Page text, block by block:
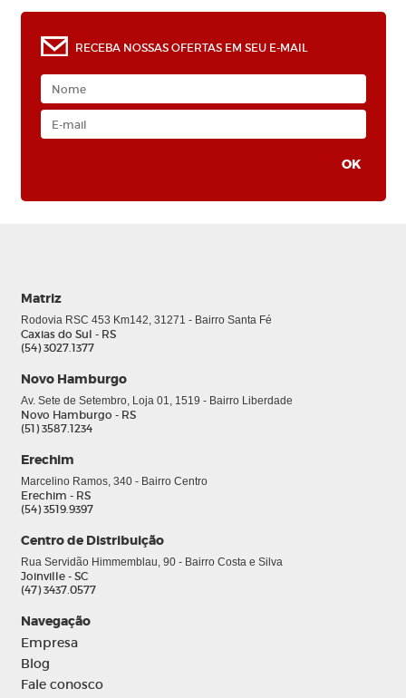
RECEBA NOSSAS OFERTAS EM SEU E-MAIL
Matriz
Rodovia RSC 453 Km142, 31271 - Bairro Santa Fé
Caxias do Sul - RS
(54) 3027.1377
Novo Hamburgo
Av. Sete de Setembro, Loja 01, 1519 - Bairro Liberdade
Novo Hamburgo - RS
(51) 3587.1234
Erechim
Marcelino Ramos, 340 - Bairro Centro
Erechim - RS
(54) 3519.9397
Centro de Distribuição
Rua Servidão Himmemblau, 90 - Bairro Costa e Silva
Joinville - SC
(47) 3437.0577
Navegação
Empresa
Blog
Fale conosco